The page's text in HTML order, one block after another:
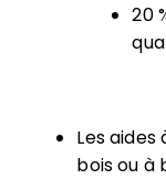
20
Les aides
bois ou à